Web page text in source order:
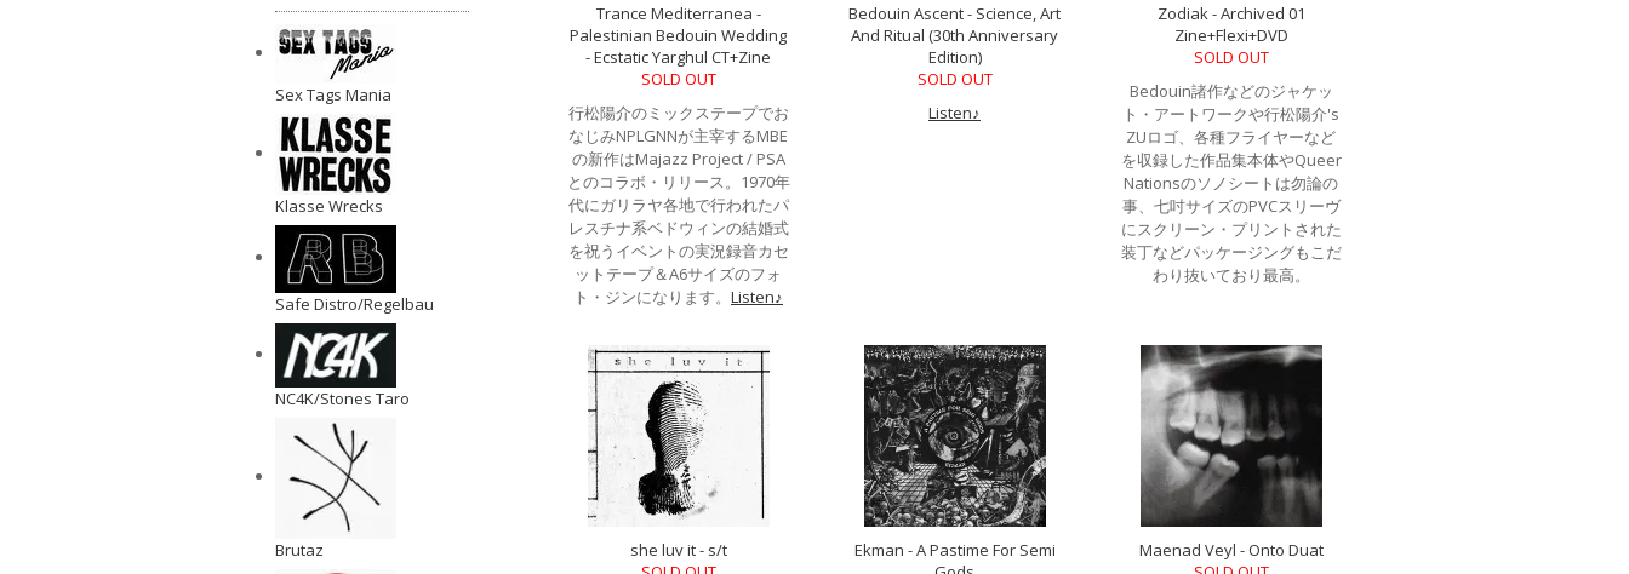
Trance Mediterranea -
Palestinian Bedouin Wedding
- Ecstatic Yarghul CT+Zine
SOLD OUT
行松陽介のミックステープでお
なじみNPLGNNが主宰するMBE
の新作はMajazz Project / PSA
とのコラボ・リリース。1970年
代にガリラヤ各地で行われたパ
レスチナ系ベドウィンの結婚式
を祝うイベントの実況録音カセ
ットテープ＆A6サイズのフォ
ト・ジンになります。 Listen♪
Bedouin Ascent - Science, Art
And Ritual (30th Anniversary
Edition)
SOLD OUT
Listen♪
Zodiak - Archived 01
Zine+Flexi+DVD
SOLD OUT
Bedouin諸作などのジャケッ
ト・アートワークや行松陽介's
ZUロゴ、各種フライヤーなど
を収録した作品集本体やQueer
Nationsのソノシートは勿論の
事、七吋サイズのPVCスリーヴ
にスクリーン・プリントされた
装丁などパッケージングもこだ
わり抜いており最高。
she luv it - s/t
Ekman - A Pastime For Semi
Maenad Veyl - Onto Duat
Sex Tags Mania
Klasse Wrecks
Safe Distro/Regelbau
NC4K/Stones Taro
Brutaz